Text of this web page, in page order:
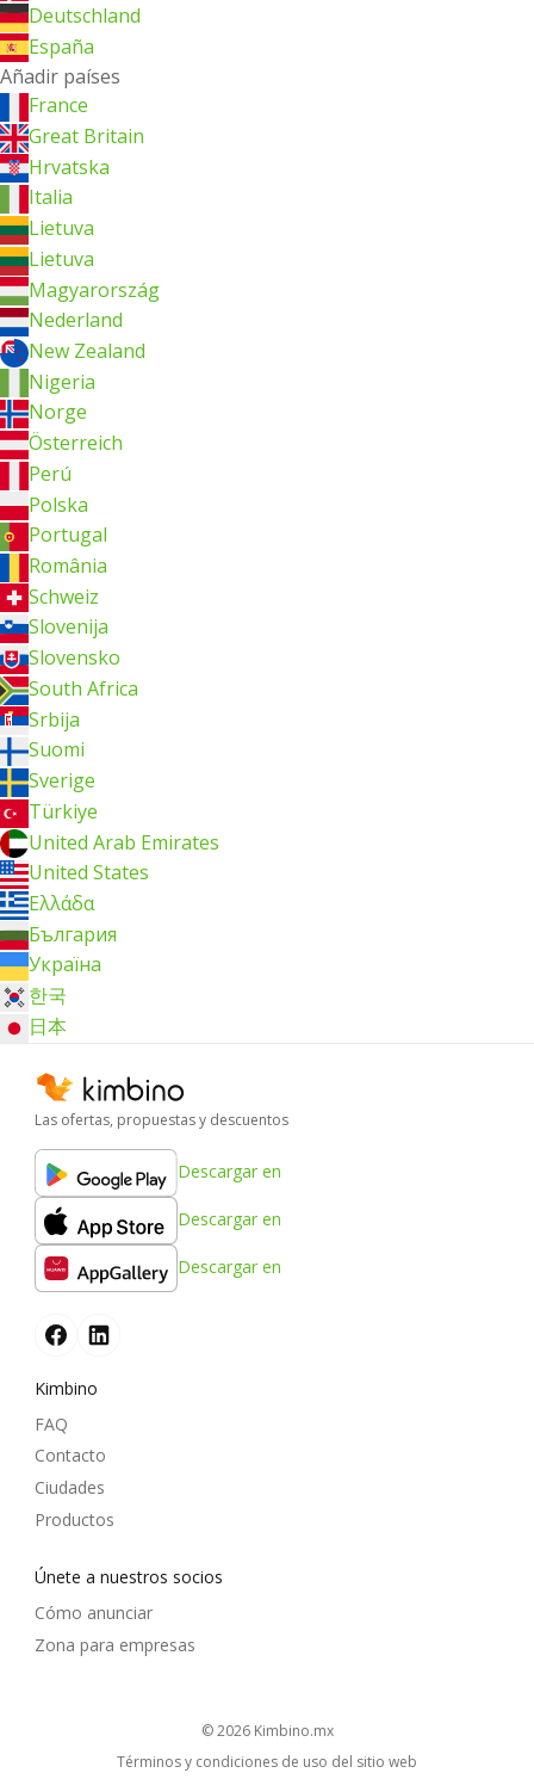
Deutschland
España
Añadir países
France
Great Britain
Hrvatska
Italia
Lietuva
Lietuva
Magyarország
Nederland
New Zealand
Nigeria
Norge
Österreich
Perú
Polska
Portugal
România
Schweiz
Slovenija
Slovensko
South Africa
Srbija
Suomi
Sverige
Türkiye
United Arab Emirates
United States
Ελλάδα
България
Україна
한국
日本
Las ofertas, propuestas y descuentos
Descargar en
Descargar en
Descargar en
Kimbino
FAQ
Contacto
Ciudades
Productos
Únete a nuestros socios
Cómo anunciar
Zona para empresas
© 2026 kimbino.mx
Términos y condiciones de uso del sitio web